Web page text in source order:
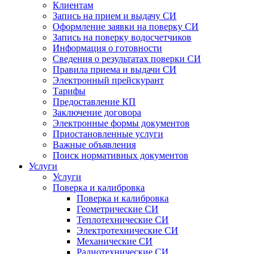
Клиентам
Запись на прием и выдачу СИ
Оформление заявки на поверку СИ
Запись на поверку водосчетчиков
Информация о готовности
Сведения о результатах поверки СИ
Правила приема и выдачи СИ
Электронный прейскурант
Тарифы
Предоставление КП
Заключение договора
Электронные формы документов
Приостановленные услуги
Важные объявления
Поиск нормативных документов
Услуги
Услуги
Поверка и калибровка
Поверка и калибровка
Геометрические СИ
Теплотехнические СИ
Электротехнические СИ
Механические СИ
Радиотехнические СИ